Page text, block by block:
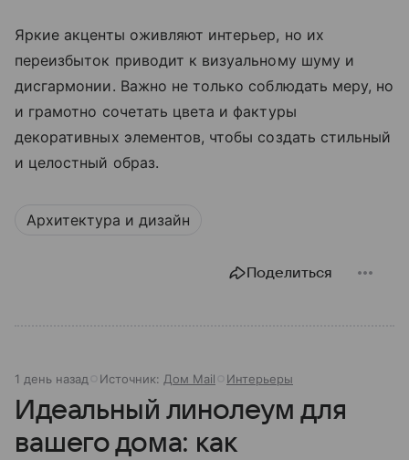
Яркие акценты оживляют интерьер, но их
переизбыток приводит к визуальному шуму и
дисгармонии. Важно не только соблюдать меру, но
и грамотно сочетать цвета и фактуры
декоративных элементов, чтобы создать стильный
и целостный образ.
Архитектура и дизайн
Поделиться
1 день назад Источник: Дом Mail Интерьеры
Идеальный линолеум для
вашего дома: как